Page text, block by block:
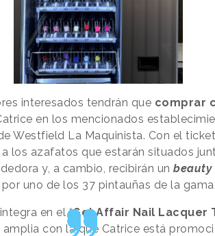
interesados tendrán que comprar
en los mencionados
Westfield La Maquinista. Con el
los azafatos que estarán situados
y, a cambio, recibirán un beauty
uno de los 37 pintauñas de la
en el “Gel Affair Nail Lacquer
con la que Catrice está